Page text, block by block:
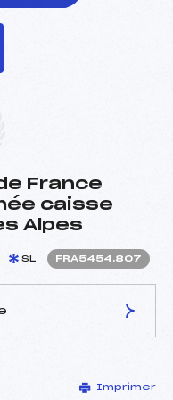
France
caisse
Alpes
SL FRA5454.807
BELLIN JEAN PIERRE
Imprimer